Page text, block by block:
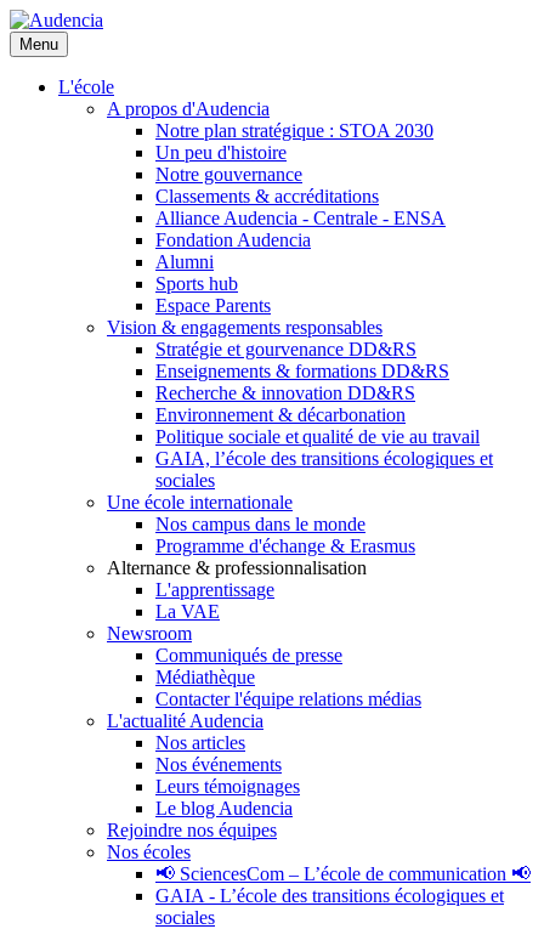
Aller
au
contenu
principal
Menu
L'école
A propos d'Audencia
Notre plan stratégique : STOA 2030
Un peu d'histoire
Notre gouvernance
Classements & accréditations
Alliance Audencia - Centrale - ENSA
Fondation Audencia
Alumni
Sports hub
Espace Parents
Vision & engagements responsables
Stratégie et gourvenance DD&RS
Enseignements & formations DD&RS
Recherche & innovation DD&RS
Environnement & décarbonation
Politique sociale et qualité de vie au travail
GAIA, l’école des transitions écologiques et
sociales
Une école internationale
Nos campus dans le monde
Programme d'échange & Erasmus
Alternance & professionnalisation
L'apprentissage
La VAE
Newsroom
Communiqués de presse
Médiathèque
Contacter l'équipe relations médias
L'actualité Audencia
Nos articles
Nos événements
Leurs témoignages
Le blog Audencia
Rejoindre nos équipes
Nos écoles
📢 SciencesCom – L’école de communication 📢
GAIA - L’école des transitions écologiques et
sociales